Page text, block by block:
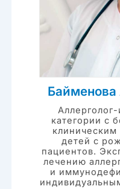
категории с
детей с
пациентов.
лечению
и